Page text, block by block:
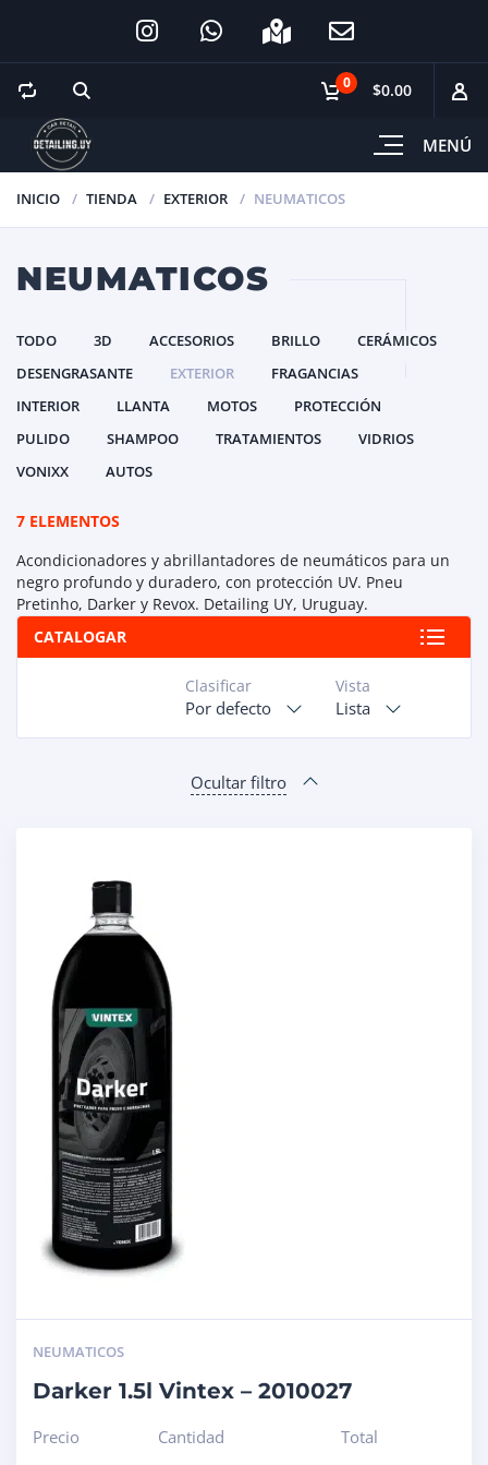
MENÚ
0 $0.00
INICIO TIENDA EXTERIOR NEUMATICOS
NEUMATICOS
TODO 3D ACCESORIOS BRILLO
CERÁMICOS
DESENGRASANTE
EXTERIOR
FRAGANCIAS
INTERIOR
LLANTA MOTOS
PROTECCIÓN
PULIDO
SHAMPOO TRATAMIENTOS
VIDRIOS
VONIXX
AUTOS
7 ELEMENTOS
Acondicionadores y abrillantadores de neumáticos para un
negro profundo y duradero, con protección UV. Pneu
Pretinho, Darker y Revox. Detailing UY, Uruguay.
CATALOGAR
Vista
Lista
Clasificar
Por defecto
Ocultar filtro
NEUMATICOS
Darker 1.5l Vintex – 2010027
Precio
Cantidad
Total